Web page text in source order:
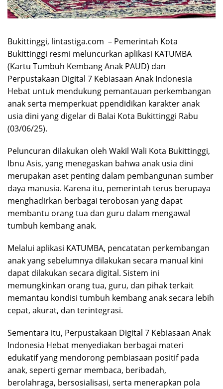
Bukittinggi, lintastiga.com – Pemerintah Kota
Bukittinggi resmi meluncurkan aplikasi KATUMBA
(Kartu Tumbuh Kembang Anak PAUD) dan
Perpustakaan Digital 7 Kebiasaan Anak Indonesia
Hebat untuk mendukung pemantauan perkembangan
anak serta memperkuat ppendidikan karakter anak
usia dini yang digelar di Balai Kota Bukittinggi Rabu
(03/06/25).
Peluncuran dilakukan oleh Wakil Wali Kota Bukittinggi,
Ibnu Asis, yang menegaskan bahwa anak usia dini
merupakan aset penting dalam pembangunan sumber
daya manusia. Karena itu, pemerintah terus berupaya
menghadirkan berbagai terobosan yang dapat
membantu orang tua dan guru dalam mengawal
tumbuh kembang anak.
Melalui aplikasi KATUMBA, pencatatan perkembangan
anak yang sebelumnya dilakukan secara manual kini
dapat dilakukan secara digital. Sistem ini
memungkinkan orang tua, guru, dan pihak terkait
memantau kondisi tumbuh kembang anak secara lebih
cepat, akurat, dan terintegrasi.
Sementara itu, Perpustakaan Digital 7 Kebiasaan Anak
Indonesia Hebat menyediakan berbagai materi
edukatif yang mendorong pembiasaan positif pada
anak, seperti gemar membaca, beribadah,
berolahraga, bersosialisasi, serta menerapkan pola